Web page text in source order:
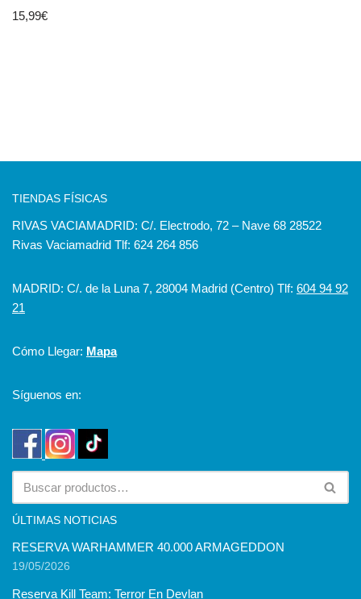
15,99€
TIENDAS FÍSICAS
RIVAS VACIAMADRID: C/. Electrodo, 72 – Nave 68 28522
Rivas Vaciamadrid Tlf: 624 264 856
MADRID: C/. de la Luna 7, 28004 Madrid (Centro) Tlf: 604 94 92
21
Cómo Llegar: Mapa
Síguenos en:
ÚLTIMAS NOTICIAS
RESERVA WARHAMMER 40.000 ARMAGEDDON
19/05/2026
Reserva Kill Team: Terror En Devlan